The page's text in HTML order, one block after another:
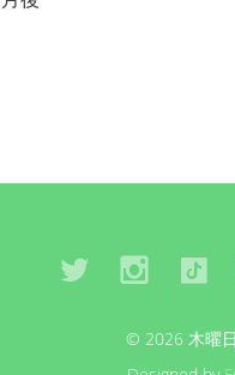
© 2026 木曜